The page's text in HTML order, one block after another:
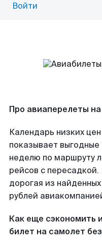
Войти
Про авиаперелеты
Календарь низких
показывает
неделю по маршруту
рейсов с
дорогая из
рублей
Как еще сэкономить
билет на самолет